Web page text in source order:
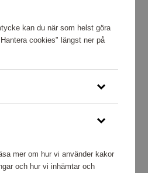
kan du när som helst göra
cookies" längst ner på
mer om hur vi använder kakor
och hur vi inhämtar och